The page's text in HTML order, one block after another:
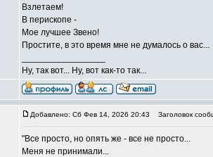
Взлетаем!
В перископе -
Мое лучшее Звено!
Простите, в это время мне не думалось о вас...
Ну, так вот... Ну, вот как-то так...
Добавлено: Сб Фев 14, 2026 20:43 Заголовок
"Все просто, но опять же - все не просто...
Меня не принимали...